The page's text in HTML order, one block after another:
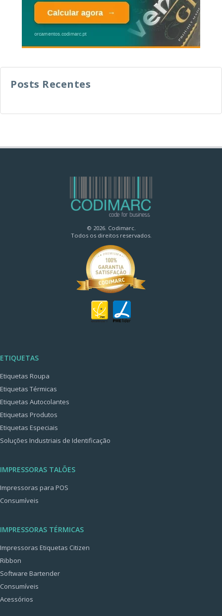
Posts Recentes
© 2026. Codimarc.
Todos os direitos reservados.
ETIQUETAS
Etiquetas Roupa
Etiquetas Térmicas
Etiquetas Autocolantes
Etiquetas Produtos
Etiquetas Especiais
Soluções Industriais de Identificação
IMPRESSORAS TALÕES
Impressoras para POS
Consumíveis
IMPRESSORAS TÉRMICAS
Impressoras Etiquetas Citizen
Ribbon
Software Bartender
Consumíveis
Acessórios